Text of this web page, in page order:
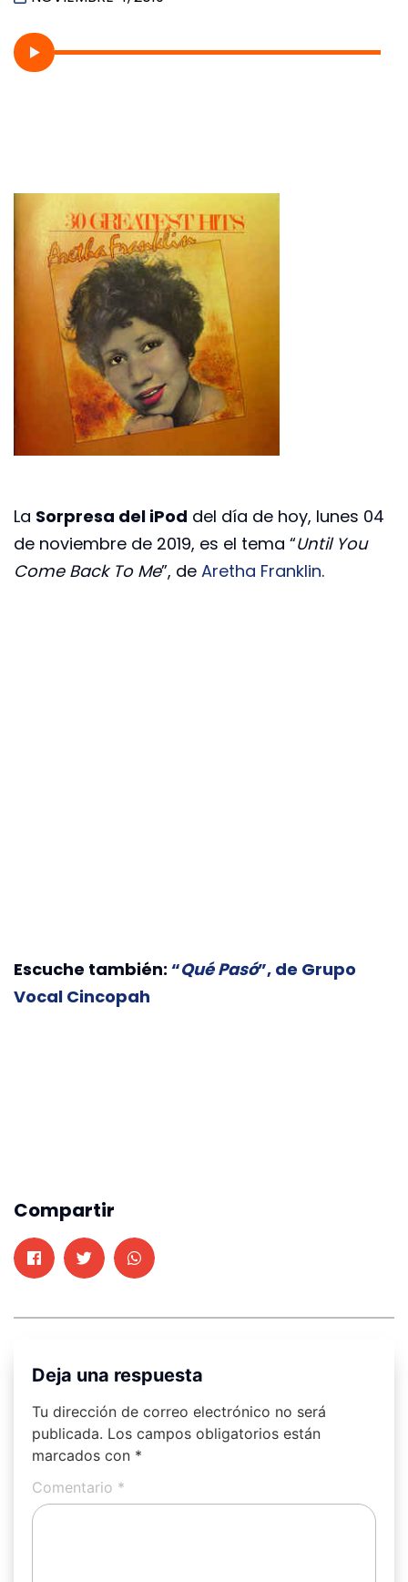
La Sorpresa del iPod del día de hoy, lunes 04
de noviembre de 2019, es el tema “Until You
Come Back To Me”, de Aretha Franklin.
Escuche también: “Qué Pasó”, de Grupo
Vocal Cincopah
Compartir
Deja una respuesta
Tu dirección de correo electrónico no será
publicada. Los campos obligatorios están
marcados con *
Comentario *